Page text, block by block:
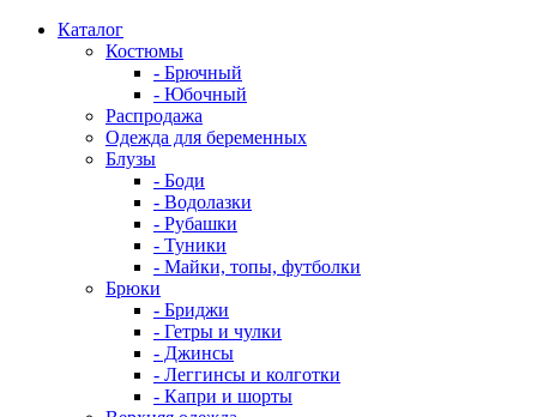
Каталог
Костюмы
- Брючный
- Юбочный
Распродажа
Одежда для беременных
Блузы
- Боди
- Водолазки
- Рубашки
- Туники
- Майки, топы, футболки
Брюки
- Бриджи
- Гетры и чулки
- Джинсы
- Леггинсы и колготки
- Капри и шорты